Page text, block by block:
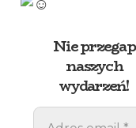
Nie przegap
naszych
wydarzeń!